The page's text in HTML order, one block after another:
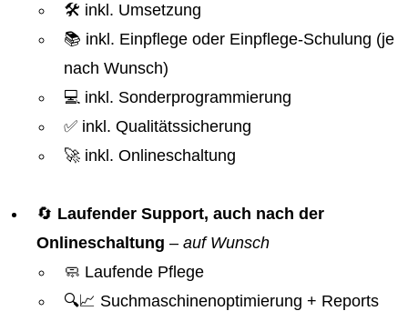
🛠️ inkl. Umsetzung
📚 inkl. Einpflege oder Einpflege-Schulung (je
nach Wunsch)
💻 inkl. Sonderprogrammierung
✅ inkl. Qualitätssicherung
🚀 inkl. Onlineschaltung
🔄 Laufender Support, auch nach der
Onlineschaltung – auf Wunsch
🧼 Laufende Pflege
🔍📈 Suchmaschinenoptimierung + Reports